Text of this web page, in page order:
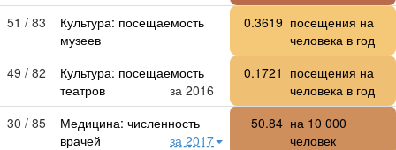
51 / 83
Культура: посещаемость
музеев
0.3619 посещения на
человека в год
49 / 82
Культура: посещаемость
театров
за 2016
0.1721 посещения на
человека в год
30 / 85
Медицина: численность
врачей
за 2017
50.84 на 10 000
человек